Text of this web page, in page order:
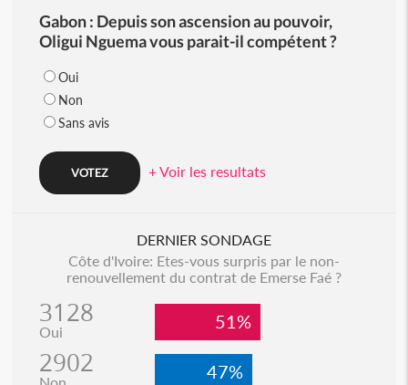
Gabon : Depuis son ascension au pouvoir,
Oligui Nguema vous parait-il compétent ?
Oui
Non
Sans avis
+ Voir les resultats
DERNIER SONDAGE
Côte d'Ivoire: Etes-vous surpris par le non-
renouvellement du contrat de Emerse Faé ?
3128
Oui 51%
2902 47%